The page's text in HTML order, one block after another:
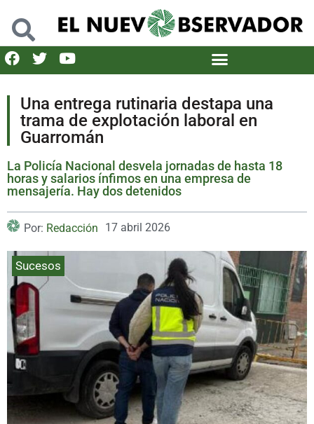
Una entrega rutinaria destapa una
trama de explotación laboral en
Guarromán
La Policía Nacional desvela jornadas de hasta 18
horas y salarios ínfimos en una empresa de
mensajería. Hay dos detenidos
Por: Redacción 17 abril 2026
Sucesos